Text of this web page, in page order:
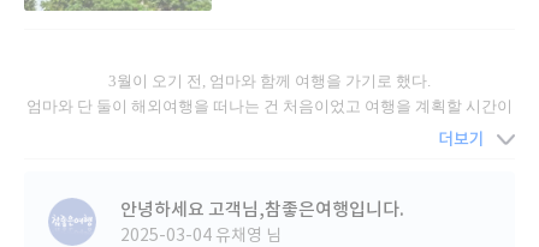
3월이 오기 전, 엄마와 함께 여행을 가기로 했다.
엄마와 단 둘이 해외여행을 떠나는 건 처음이었고 여행을 계획할 시간이
여러 나라의 패키지를 보다가 유럽이 특히 끌렸고 그 중 스페인과 포르투
갈이 가장 가보고 싶어 결정하게 되었다.
더보기
안녕하세요 고객님,참좋은여행입니다.
2025-03-04 유채영 님